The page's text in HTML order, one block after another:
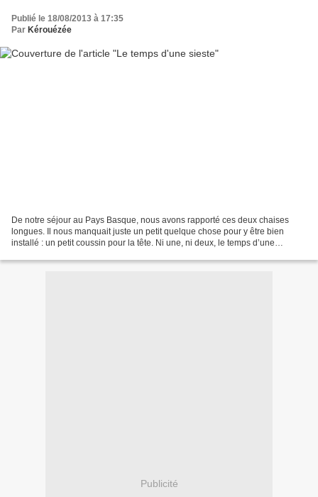
Publié le 18/08/2013 à 17:35
Par Kérouézée
De notre séjour au Pays Basque, nous avons rapporté ces deux chaises
longues. Il nous manquait juste un petit quelque chose pour y être bien
installé : un petit coussin pour la tête. Ni une, ni deux, le temps d’une
Publicité